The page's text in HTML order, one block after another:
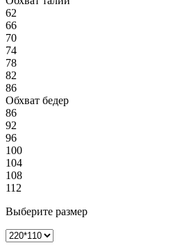
62
66
70
74
78
82
86
Обхват бедер
86
92
96
100
104
108
112
Выберите размер